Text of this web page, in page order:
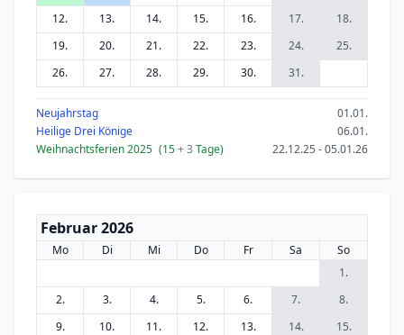
12.
13. 14. 15. 16. 17.
18.
19.
20. 21. 22. 23. 24.
25.
26.
27. 28. 29. 30. 31.
Neujahrstag
01.01.
Heilige Drei Könige
06.01.
Weihnachtsferien 2025 (15+ 3 Tage) 22.12.25 - 05.01.26
Februar 2026
Mo Di Mi Do Fr Sa
So
1.
2.
3. 4. 5. 6. 7.
8.
9.
10. 11. 12. 13. 14.
15.